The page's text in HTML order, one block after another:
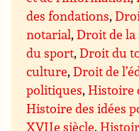
des fondations,
notarial,Droit de la
du sport,Droit du
culture,Droit de
politiques,Histoire
Histoire des idées
XVIIe siècle,